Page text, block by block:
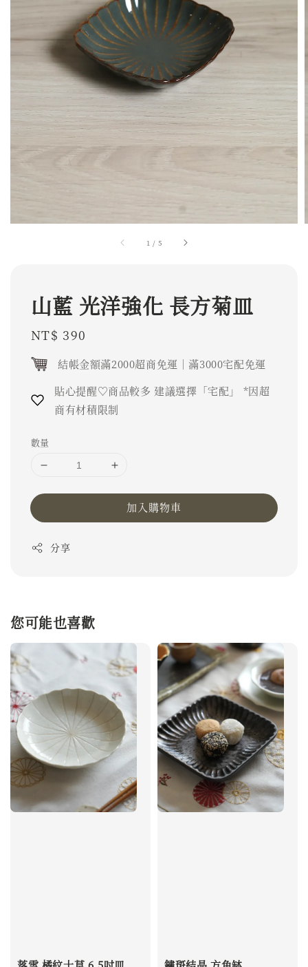
1 / 5
山藍 光洋強化 長方菊皿
Regular
price
NT$ 390
結帳金額滿2000超商免運｜滿3000宅配免運
貼心提醒♡商品較多 建議選擇「宅配」 *因超
商有材積限制
數量
加入購物車
分享
您可能也喜歡